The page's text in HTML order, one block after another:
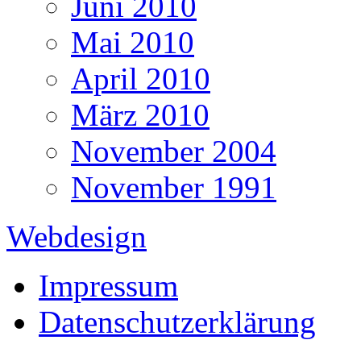
Mai 2010
April 2010
März 2010
November 2004
November 1991
Webdesign
Impressum
Datenschutzerklärung